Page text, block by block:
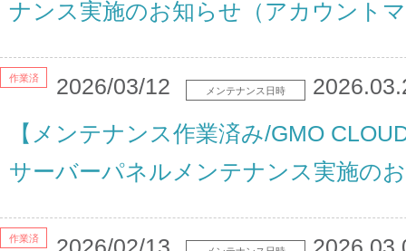
ナンス実施のお知らせ（アカウント
2026/03/12 メンテナンス日時
作業済
【メンテナンス作業済み/GMO
サーバーパネルメンテナンス実施の
作業済